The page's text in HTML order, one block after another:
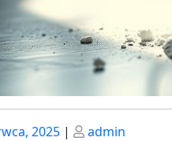
2025 | Posted
admin